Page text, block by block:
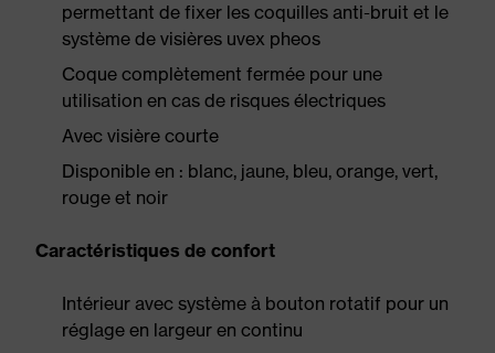
permettant de fixer les coquilles anti-bruit et le
système de visières uvex pheos
Coque complètement fermée pour une
utilisation en cas de risques électriques
Avec visière courte
Disponible en : blanc, jaune, bleu, orange, vert,
rouge et noir
Caractéristiques de confort
Intérieur avec système à bouton rotatif pour un
réglage en largeur en continu